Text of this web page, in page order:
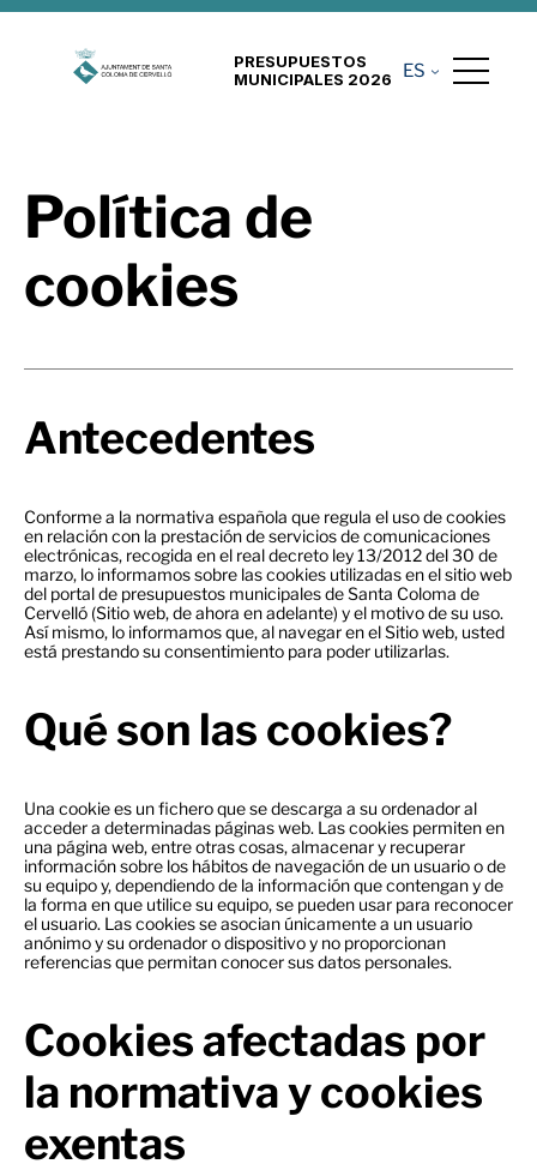
PRESUPUESTOS
MUNICIPALES 2026
ES
Política de
cookies
Antecedentes
Conforme a la normativa española que regula el uso de cookies
en relación con la prestación de servicios de comunicaciones
electrónicas, recogida en el real decreto ley 13/2012 del 30 de
marzo, lo informamos sobre las cookies utilizadas en el sitio web
del portal de presupuestos municipales de Santa Coloma de
Cervelló (Sitio web, de ahora en adelante) y el motivo de su uso.
Así mismo, lo informamos que, al navegar en el Sitio web, usted
está prestando su consentimiento para poder utilizarlas.
Qué son las cookies?
Una cookie es un fichero que se descarga a su ordenador al
acceder a determinadas páginas web. Las cookies permiten en
una página web, entre otras cosas, almacenar y recuperar
información sobre los hábitos de navegación de un usuario o de
su equipo y, dependiendo de la información que contengan y de
la forma en que utilice su equipo, se pueden usar para reconocer
el usuario. Las cookies se asocian únicamente a un usuario
anónimo y su ordenador o dispositivo y no proporcionan
referencias que permitan conocer sus datos personales.
Cookies afectadas por
la normativa y cookies
exentas